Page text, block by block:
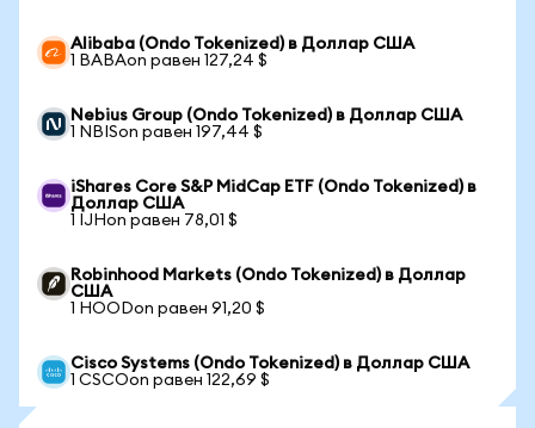
Alibaba (Ondo Tokenized) в Доллар США
1 BABAon равен 127,24 $
Nebius Group (Ondo Tokenized) в Доллар США
1 NBISon равен 197,44 $
iShares Core S&P MidCap ETF (Ondo Tokenized) в
Доллар США
1 IJHon равен 78,01 $
Robinhood Markets (Ondo Tokenized) в Доллар
США
1 HOODon равен 91,20 $
Cisco Systems (Ondo Tokenized) в Доллар США
1 CSCOon равен 122,69 $